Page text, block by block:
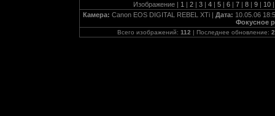
Изображение | 1 | 2 | 3 | 4 | 5 | 6 | 7 | 8 | 9 | 10 |
Камера: Canon EOS DIGITAL REBEL XTi | Дата: 10.05.06
Фокусное
Всего изображений: 112 | Последнее обновление: